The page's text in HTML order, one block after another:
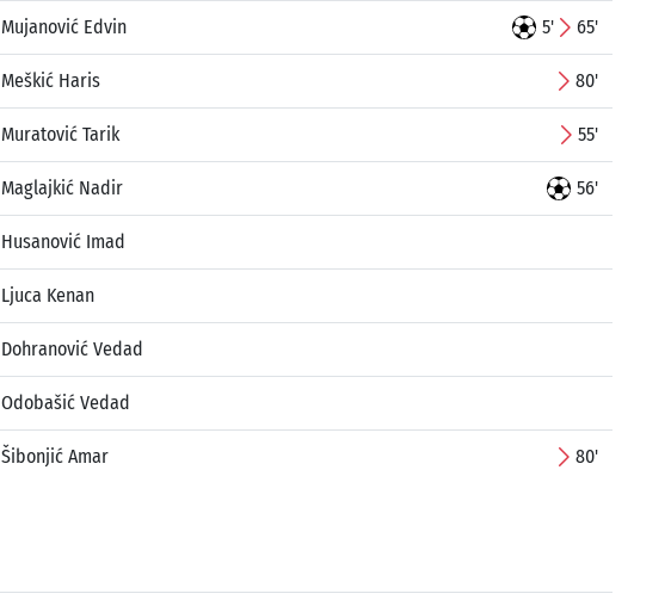
Mujanović Edvin 5' 65'
Meškić Haris 80'
Muratović Tarik 55'
Maglajkić Nadir 56'
Husanović Imad
Ljuca Kenan
Dohranović Vedad
Odobašić Vedad
Šibonjić Amar 80'